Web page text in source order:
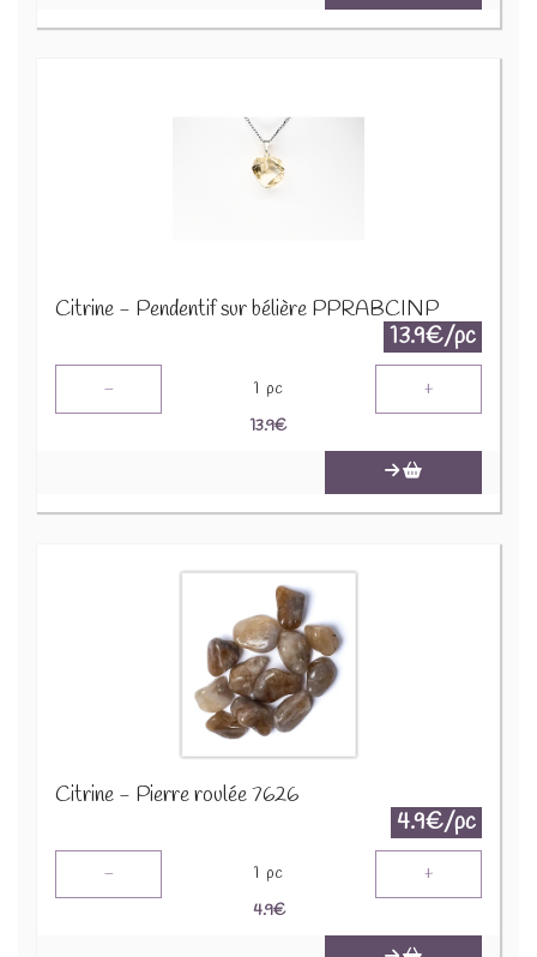
Citrine - Pendentif sur bélière PPRABCINP
13.9€/pc
- 1 pc +
13.9€
Citrine - Pierre roulée 7626
4.9€/pc
- 1 pc +
4.9€